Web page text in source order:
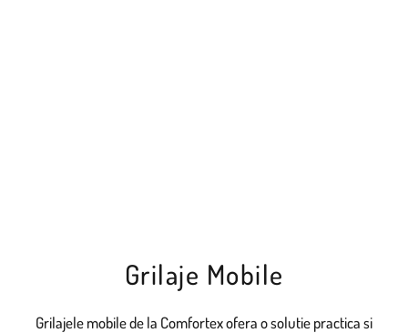
Grilaje Mobile
Grilajele mobile de la Comfortex ofera o solutie practica si